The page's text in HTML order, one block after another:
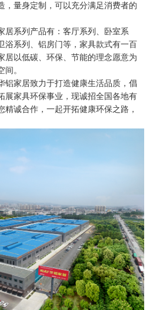
，量身定制，可以充分满足消费者的
居系列产品有：客厅系列、卧室系
浴系列、铝房门等，家具款式有一百
居以低碳、环保、节能的理念愿意为
。
铝家居致力于打造健康生活品质，倡
展家具环保事业，现诚招全国各地有
诚合作，一起开拓健康环保之路，